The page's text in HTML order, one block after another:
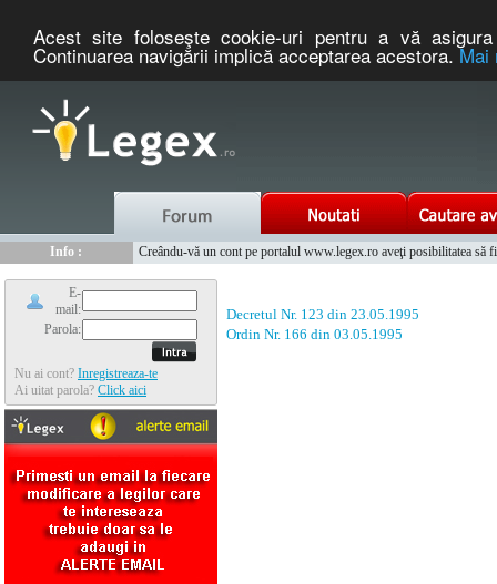
Acest site foloseşte cookie-uri pentru a vă
Continuarea navigării implică acceptarea acestora.Mai
Info :
Creându-vă un cont pe portalul www.legex.ro aveţi posibilitatea să
E-
mail:
Parola:
Nu ai cont? Inregistreaza-te
Ai uitat parola? Click aici
Decretul Nr. 123 din 23.05.1995
Ordin Nr. 166 din 03.05.1995